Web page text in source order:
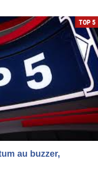
TOP 5
au buzzer,